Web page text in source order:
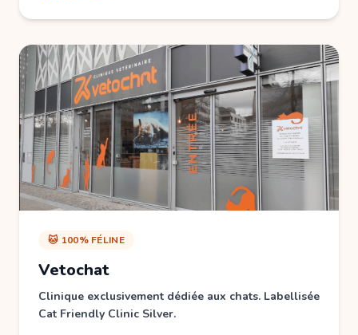
🐱 100% FÉLINE
Vetochat
Clinique exclusivement dédiée aux chats. Labellisée
Cat Friendly Clinic Silver.